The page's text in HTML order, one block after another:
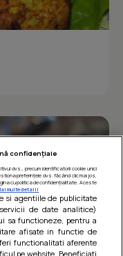
confidențiale
dvs., precum identificatorii cookie unici
preferințele dvs. făcând clic mai jos,
cu politica de confidențialitate. Aceste
multe detalii
si agentiile de publicitate
de date analitice)
sa functioneze, pentru a
afisate in functie de
functionalitati aferente
pe website. Beneficiati